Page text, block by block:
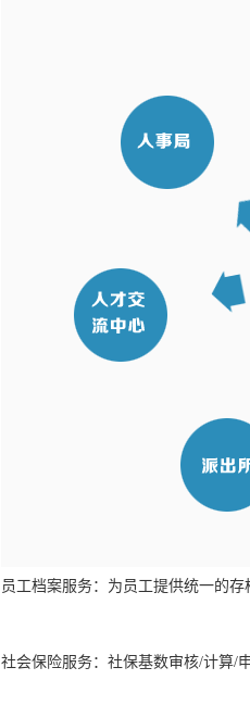
员工档案服务：为员工提供统一的存
社会保险服务：社保基数审核/计算/